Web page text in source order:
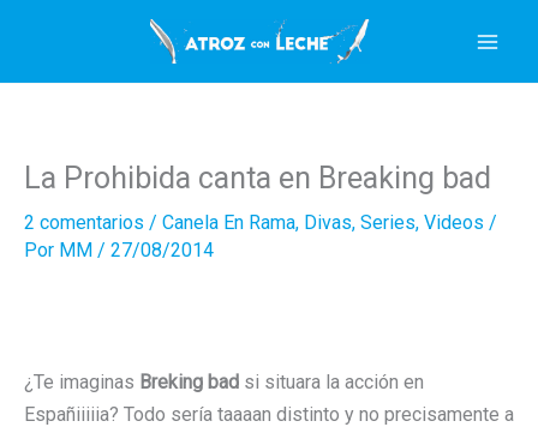
contenido
La Prohibida canta en Breaking bad
2 comentarios / Canela En Rama, Divas, Series, Videos /
Por MM / 27/08/2014
¿Te imaginas Breking bad si situara la acción en
Españiiiiia? Todo sería taaaan distinto y no precisamente a